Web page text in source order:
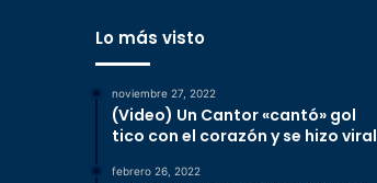
Lo más visto
noviembre 27, 2022
(Video) Un Cantor «cantó» gol
tico con el corazón y se hizo viral
febrero 26, 2022